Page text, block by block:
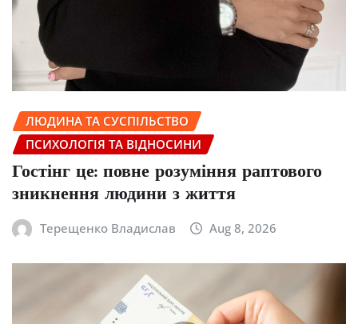
ЛЮДИНА ТА СУСПІЛЬСТВО
ПСИХОЛОГІЯ ТА ВІДНОСИНИ
Гостінг це: повне розуміння раптового
зникнення людини з життя
Терещенко Владислав Aug 8, 2026